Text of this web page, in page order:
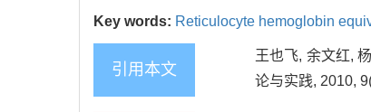
Key words: Reticulocyte hemoglobin
引用本文
王也飞, 余文红,
论与实践, 2010,